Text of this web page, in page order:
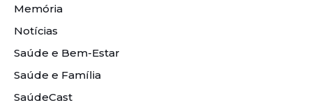
Memória
Notícias
Saúde e Bem-Estar
Saúde e Família
SaúdeCast